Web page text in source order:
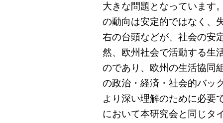
大きな問題となっています
の動向は安定的ではなく、
右の台頭などが、社会の安
然、欧州社会で活動する生
のであり、欧州の生活協同
の政治・経済・社会的バッ
より深い理解のために必要
において本研究会と同じタ